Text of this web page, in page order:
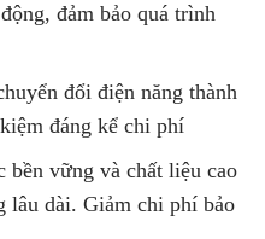
đảm bảo quá trình
đổi điện năng thành
đáng kể chi phí
bền vững và chất liệu cao
lâu dài. Giảm chi phí bảo